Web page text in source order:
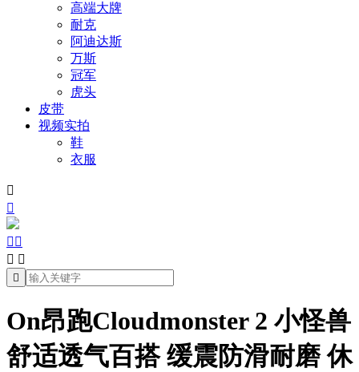
高端大牌
耐克
阿迪达斯
万斯
冠军
虎头
皮带
视频实拍
鞋
衣服


 
 

On昂跑Cloudmonster 2 小怪兽
舒适透气百搭 缓震防滑耐磨 休